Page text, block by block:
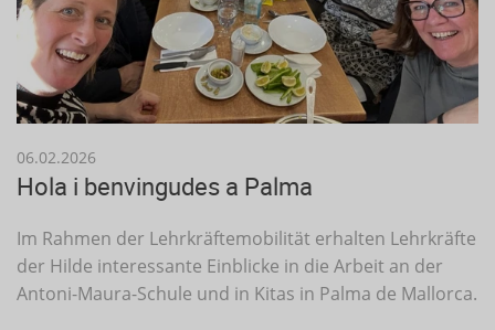
06.02.2026
Hola i benvingudes a Palma
Im Rahmen der Lehrkräftemobilität erhalten Lehrkräfte
der Hilde interessante Einblicke in die Arbeit an der
Antoni-Maura-Schule und in Kitas in Palma de Mallorca.